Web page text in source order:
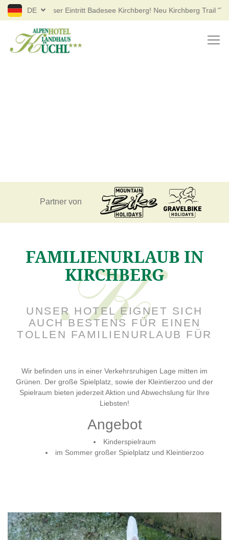
DE
Kostenloser Eintritt Badesee Kirchberg! Neu Kirchberg Trail "The
Partner von
FAMILIENURLAUB IN
KIRCHBERG
UNSER HOTEL EIGNET SICH
AUCH BESTENS FÜR EINEN
TOLLEN FAMILIENURLAUB FÜR
Wir befinden uns in einer Verkehrsruhigen Lage mitten im
Grünen. Der große Spielplatz, sowie der Kleintierzoo und der
Spielraum bieten jederzeit Aktion und Abwechslung für Ihre
Liebsten!
Angebot
Kinderspielraum
im Sommer großer Spielplatz und Kleintierzoo